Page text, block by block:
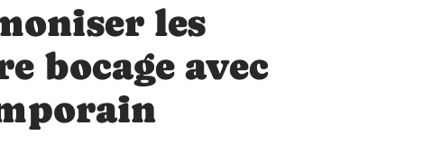
les
bocage avec